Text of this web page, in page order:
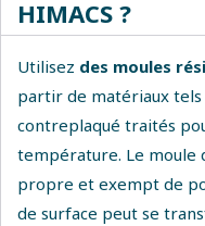
HIMACS ?
Utilisez des moules
partir de matériaux tels
contreplaqué traités
température. Le
propre et exempt de
de surface peut se